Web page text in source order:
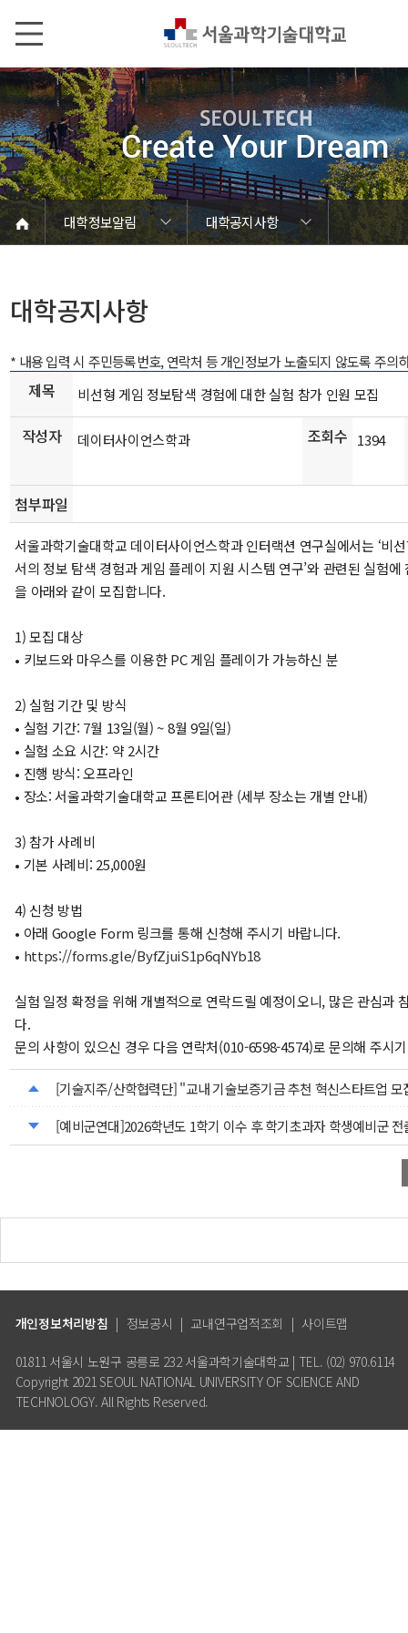
대학정보알림
대학공지사항
대학정보알림
정보공개
정보서비스안내
온라인민원센터
청렴행정
갑질신고센터
유실물 센터
SEOULTECH광장
대학공지사항
학사공지
장학공지
대학원공지
취업공지
대학입찰
채용정보
공모/외부행사
등록금심의위원회
코로나바이러스19 대응안내
재정위원회
대학공지사항
* 내용 입력 시 주민등록번호, 연락처 등 개인정보가 노출되지 않도록 주의
제목 비선형 게임 정보탐색 경험에 대한 실험 참가 인원 모집
작성자 데이터사이언스학과 조회수 1394
첨부파일
서울과학기술대학교 데이터사이언스학과 인터랙션 연구실에서는 ‘비
서의 정보 탐색 경험과 게임 플레이 지원 시스템 연구’와 관련된 실험에
을 아래와 같이 모집합니다.
1) 모집 대상
• 키보드와 마우스를 이용한 PC 게임 플레이가 가능하신 분
2) 실험 기간 및 방식
• 실험 기간: 7월 13일(월) ~ 8월 9일(일)
• 실험 소요 시간: 약 2시간
• 진행 방식: 오프라인
• 장소: 서울과학기술대학교 프론티어관 (세부 장소는 개별 안내)
3) 참가 사례비
• 기본 사례비: 25,000원
4) 신청 방법
• 아래 Google Form 링크를 통해 신청해 주시기 바랍니다.
• https://forms.gle/ByfZjuiS1p6qNYb18
실험 일정 확정을 위해 개별적으로 연락드릴 예정이오니, 많은 관심과
다.
문의 사항이 있으신 경우 다음 연락처(010-6598-4574)로 문의해 주시
[기술지주/산학협력단] "교내 기술보증기금 추천 혁신스타트업 모
[예비군연대]2026학년도 1학기 이수 후 학기초과자 학생예비군 전
개인정보처리방침 | 정보공시 | 교내연구업적조회 | 사이트맵
01811 서울시 노원구 공릉로 232 서울과학기술대학교 | TEL. (02) 970.6114
Copyright 2021 SEOUL NATIONAL UNIVERSITY OF SCIENCE AND
TECHNOLOGY. All Rights Reserved.